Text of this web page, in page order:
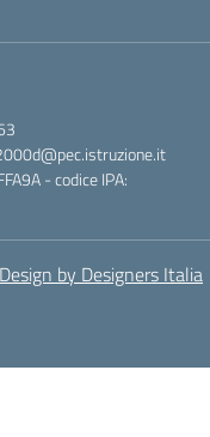
- codice IPA:
by Designers Italia